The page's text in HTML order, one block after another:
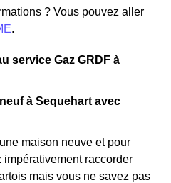
? Vous pouvez aller
.
service Gaz GRDF à
à Sequehart avec
maison neuve et pour
raccorder
mais vous ne savez pas